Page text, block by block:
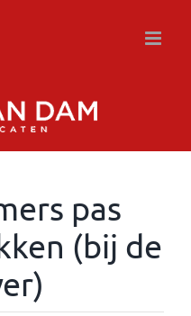
pas
(bij de